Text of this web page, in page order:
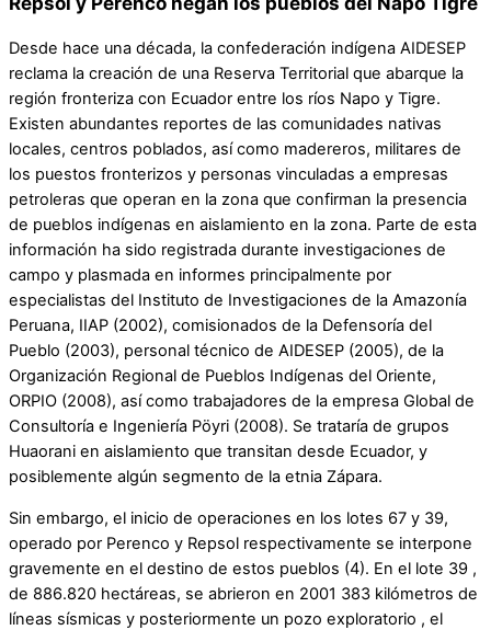
Desde hace una década, la confederación indígena AIDESEP
reclama la creación de una Reserva Territorial que abarque la
región fronteriza con Ecuador entre los ríos Napo y Tigre.
Existen abundantes reportes de las comunidades nativas
locales, centros poblados, así como madereros, militares de
los puestos fronterizos y personas vinculadas a empresas
petroleras que operan en la zona que confirman la presencia
de pueblos indígenas en aislamiento en la zona. Parte de esta
información ha sido registrada durante investigaciones de
campo y plasmada en informes principalmente por
especialistas del Instituto de Investigaciones de la Amazonía
Peruana, IIAP (2002), comisionados de la Defensoría del
Pueblo (2003), personal técnico de AIDESEP (2005), de la
Organización Regional de Pueblos Indígenas del Oriente,
ORPIO (2008), así como trabajadores de la empresa Global de
Consultoría e Ingeniería Pöyri (2008). Se trataría de grupos
Huaorani en aislamiento que transitan desde Ecuador, y
posiblemente algún segmento de la etnia Zápara.
Sin embargo, el inicio de operaciones en los lotes 67 y 39,
operado por Perenco y Repsol respectivamente se interpone
gravemente en el destino de estos pueblos (4). En el lote 39 ,
de 886.820 hectáreas, se abrieron en 2001 383 kilómetros de
líneas sísmicas y posteriormente un pozo exploratorio , el